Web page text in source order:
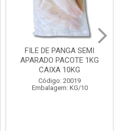
POLACA DESFIADA
PESCAMARES PCT5KG
CX10KG
Código: 20161
Embalagem: KG/10